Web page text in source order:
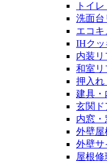
トイ
洗面台
エコ
IHクッ
内装リ
和室リ
押入れ
建具・
玄関ド
内窓・
外壁屋
外壁サ
屋根修